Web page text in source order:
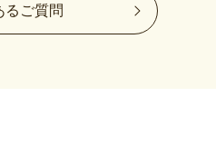
るご質問